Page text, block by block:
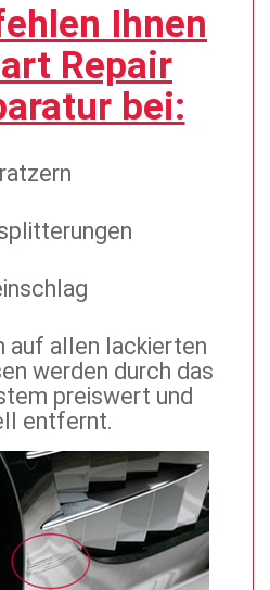
Ihnen
Repair
bei:
auf allen lackierten
werden durch das
preiswert und
entfernt.